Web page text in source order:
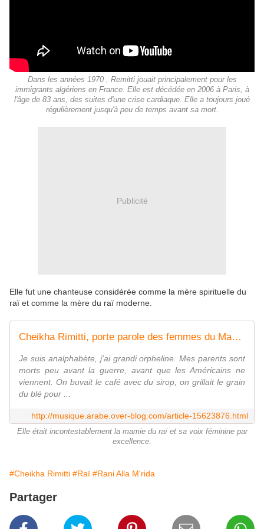
Dans les années 1970 , Remitti jouait principalement pour les
immigrants algériens en France. Elle est décédée en 2006 à Paris, à
l'âge de 83 ans, des suites d'une crise cardiaque. Elle a toujours joué
régulièrement jusqu'à peu de temps avant sa mort.
Publicité
Elle fut une chanteuse considérée comme la mère spirituelle du
raï et comme la mère du raï moderne.
Cheikha Rimitti, porte parole des femmes du Maghreb ! - Last Night in Orient
Je suis analphabète, j'ai grandi orpheline. Mes parents sont
morts peu avant la guerre, avant que les Américains ne
viennent. On buvait le café avec du sirop, on grillait le grain
du blé pour ...
http://musique.arabe.over-blog.com/article-15623876.html
Elle était incontestablement la mamie du raï et sa voix féminine par
excellence.
#Cheikha Rimitti #Raï #Rani Alla M'rida
Partager